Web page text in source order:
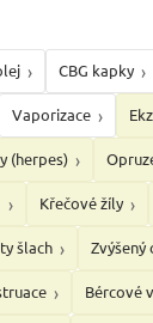
CBG kapky
Vaporizace
(herpes)
Křečové žíly
šlach
Bércové